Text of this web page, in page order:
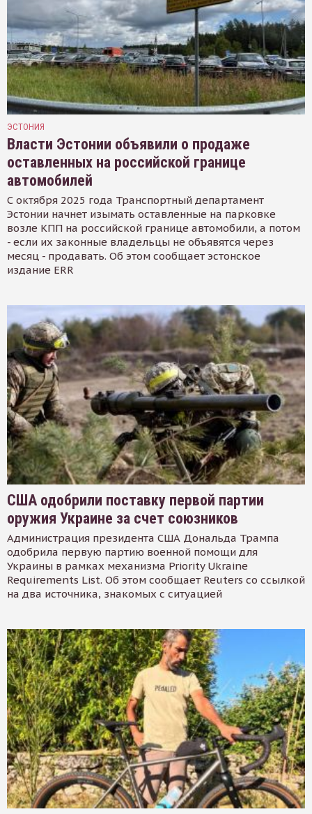
ЭСТОНИЯ
Власти Эстонии объявили о продаже
оставленных на российской границе
автомобилей
С октября 2025 года Транспортный департамент
Эстонии начнет изымать оставленные на парковке
возле КПП на российской границе автомобили, а потом
- если их законные владельцы не объявятся через
месяц - продавать. Об этом сообщает эстонское
издание ERR
США одобрили поставку первой партии
оружия Украине за счет союзников
Администрация президента США Дональда Трампа
одобрила первую партию военной помощи для
Украины в рамках механизма Priority Ukraine
Requirements List. Об этом сообщает Reuters со ссылкой
на два источника, знакомых с ситуацией